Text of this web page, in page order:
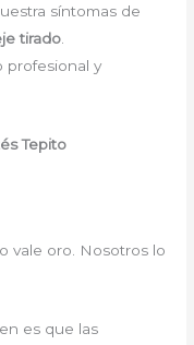
síntomas de
tirado
profesional y
Tepito
vale oro. Nosotros lo
es que las